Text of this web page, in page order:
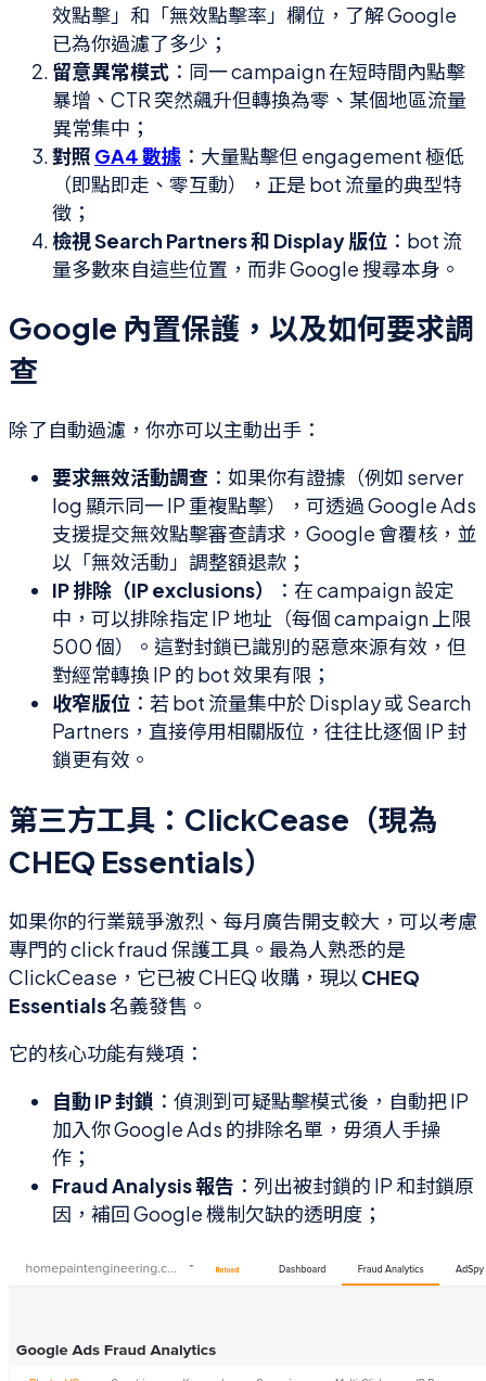
效點擊」和「無效點擊率」欄位，了解 Google
已為你過濾了多少；
留意異常模式 ：同一 campaign 在短時間內點擊
暴增、CTR 突然飆升但轉換為零、某個地區流量
異常集中；
對照 GA4 數據 ：大量點擊但 engagement 極低
（即點即走、零互動），正是 bot 流量的典型特
徵；
檢視 Search Partners 和 Display 版位 ：bot 流
量多數來自這些位置，而非 Google 搜尋本身。
Google 內置保護，以及如何要求調
查
除了自動過濾，你亦可以主動出手：
要求無效活動調查 ：如果你有證據（例如 server
log 顯示同一 IP 重複點擊），可透過 Google Ads
支援提交無效點擊審查請求，Google 會覆核，並
以「無效活動」調整額退款；
IP 排除（IP exclusions）
：在 campaign 設定
中，可以排除指定 IP 地址（每個 campaign 上限
500 個）。這對封鎖已識別的惡意來源有效，但
對經常轉換 IP 的 bot 效果有限；
收窄版位 ：若 bot 流量集中於 Display 或 Search
Partners，直接停用相關版位，往往比逐個 IP 封
鎖更有效。
第三方工具：ClickCease（現為
CHEQ Essentials）
如果你的行業競爭激烈、每月廣告開支較大，可以考慮
專門的 click fraud 保護工具。最為人熟悉的是
ClickCease，它已被 CHEQ 收購，現以 CHEQ
Essentials名義發售。
它的核心功能有幾項：
自動 IP 封鎖 ：偵測到可疑點擊模式後，自動把 IP
加入你 Google Ads 的排除名單，毋須人手操
作；
Fraud Analysis 報告 ：列出被封鎖的 IP 和封鎖原
因，補回 Google 機制欠缺的透明度；